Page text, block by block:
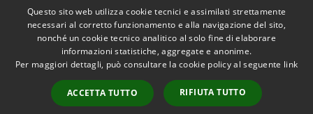
RSS
Accessibilità
Copyright © 2026 • Città di
Municipium•
Accesso
redazione
Questo sito web utilizza cookie tecnici e assimilati strettamente
necessari al corretto funzionamento e alla navigazione del sito,
nonché un cookie tecnico analitico al solo fine di elaborare
informazioni statistiche, aggregate e anonime.
Per maggiori dettagli, può consultare la cookie policy al seguente link
ACCETTA TUTTO RIFIUTA TUTTO